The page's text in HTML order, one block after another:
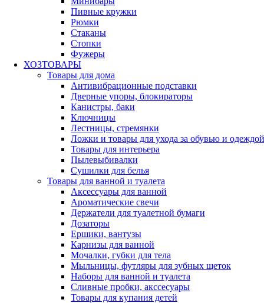
Пивные кружки
Рюмки
Стаканы
Стопки
Фужеры
ХОЗТОВАРЫ
Товары для дома
Антивибрационные подставки
Дверные упоры, блокираторы
Канистры, баки
Ключницы
Лестницы, стремянки
Ложки и товары для ухода за обувью и одеждой
Товары для интерьера
Пылевыбивалки
Сушилки для белья
Товары для ванной и туалета
Аксессуары для ванной
Ароматические свечи
Держатели для туалетной бумаги
Дозаторы
Ершики, вантузы
Карнизы для ванной
Мочалки, губки для тела
Мыльницы, футляры для зубных щеток
Наборы для ванной и туалета
Сливные пробки, акссесуары
Товары для купания детей